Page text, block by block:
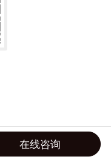
程实例 关于麦克威
在线咨询